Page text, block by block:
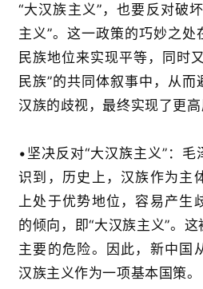
“大汉族主义” ，也要反对破
主义”。这一政策的巧妙之处
民族地位来实现平等，同时
民族”的共同体叙事中，从而
汉族的歧视，最终实现了更高
• 坚决反对“大汉族主义” ：毛
识到，历史上，汉族作为主
上处于优势地位，容易产生
的倾向，即“大汉族主义”。这
主要的危险。因此，新中国
汉族主义作为一项基本国策。